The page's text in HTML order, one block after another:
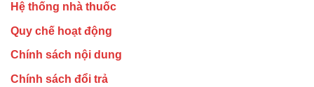
Hệ thống nhà thuốc
Quy chế hoạt động
Chính sách nội dung
Chính sách đổi trả